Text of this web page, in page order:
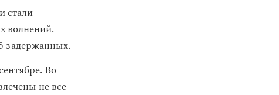
стали
волнений.
задержанных.
Во
не все